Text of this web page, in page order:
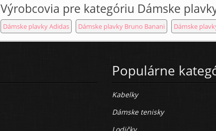
Výrobcovia pre kategóriu Dámske
Dámske plavky Adidas Dámske plavky Bruno Banani Dámske
Populárne
Kabelky
Dámske tenisky